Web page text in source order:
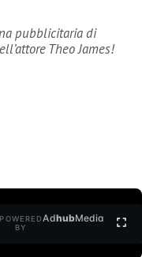
pubblicitaria di
Theo James!
POWERED
BY
AdhubMedia